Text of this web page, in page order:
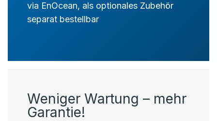
via EnOcean, als optionales Zubehör
separat bestellbar
Weniger Wartung – mehr
Garantie!